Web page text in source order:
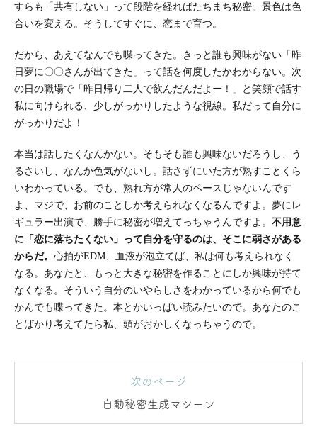
すらも「共有しない」って段階を経ればたちまち秘密。景色は色
合いを変える。そうしてすぐに、恋まで育つ。
だから、あえてなんでも喋ってきた。きっと誰も興味がない「昨
日夢に〇〇さんが出てきた」って話を何度したかわからない。次
の日の職場で「昨日帰り二人で飲んだんだよー！」と笑顔で話す
私に向けられる、少しがっかりしたような視線。私だって自分に
がっかりだよ！
本当は話したくなんかない。そもそも誰も興味ないだろうし、う
るさいし、なんか色気がないし。話さずにいた方が熟すことくら
いわかっている。でも、熟れ方が常人のペースじゃないんです
よ、マジで、お前のことしか考えられなくなるんですよ。夢にレ
ギュラー出演で、勝手に秘密が増えてっちゃうんですよ。 不用意
に「恋に落ちたくない」って自分を守るのは、そこに弱さがある
からだ。 心拍がEDM、血液が泡立てば、私は何も考えられなく
なる。あなたと、もっと大きな秘密を作ることにしか興味が持て
なくなる。そういう自分のいやらしさをわかっているから何でも
かんでも喋ってきた。本とかいっぱい読みたいので。あなたのこ
とばかり考えてたら私、頭がおかしくなっちゃうので。
次のページ
自動秘密生成マシーン